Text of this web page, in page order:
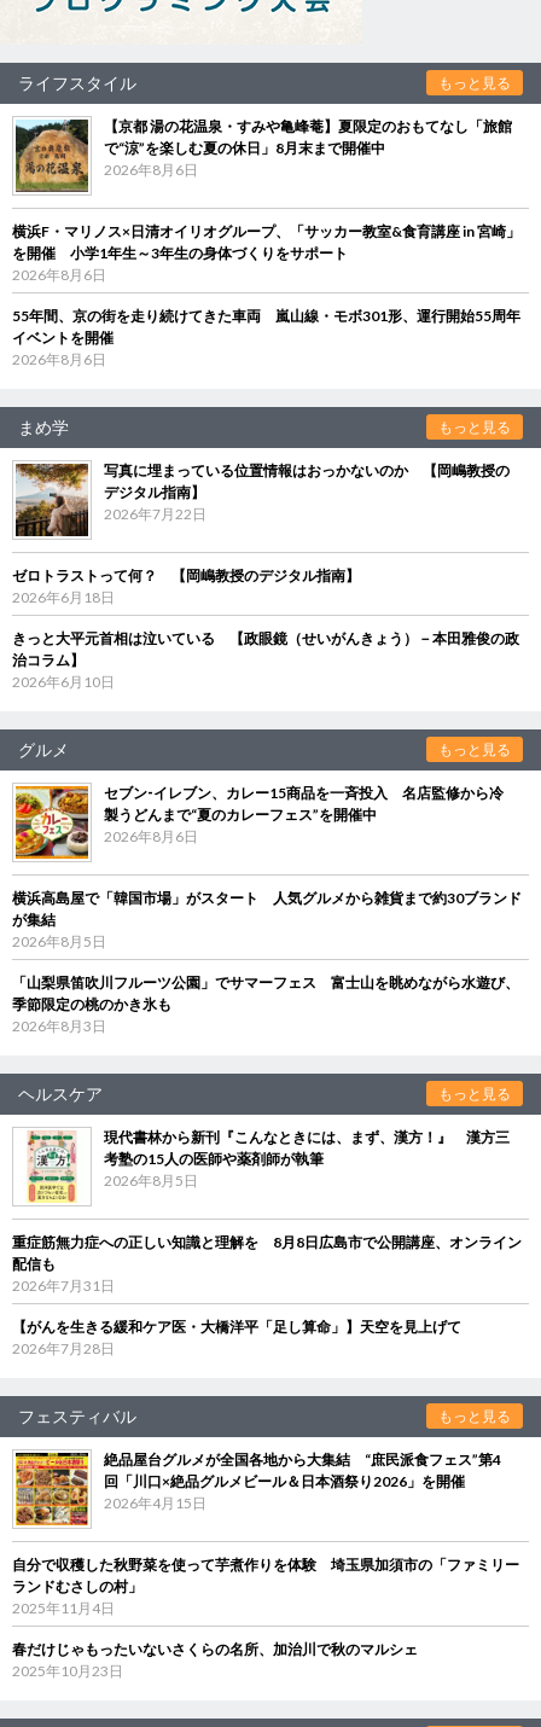
ライフスタイル もっと見る
【京都 湯の花温泉・すみや亀峰菴】夏限定のおもてなし「旅館
で“涼”を楽しむ夏の休日」8月末まで開催中
2026年8月6日
横浜F・マリノス×日清オイリオグループ、「サッカー教室&食育講座 in 宮崎」
を開催 小学1年生～3年生の身体づくりをサポート
2026年8月6日
55年間、京の街を走り続けてきた車両 嵐山線・モボ301形、運行開始55周年
イベントを開催
2026年8月6日
まめ学 もっと見る
写真に埋まっている位置情報はおっかないのか 【岡嶋教授の
デジタル指南】
2026年7月22日
ゼロトラストって何？ 【岡嶋教授のデジタル指南】
2026年6月18日
きっと大平元首相は泣いている 【政眼鏡（せいがんきょう）－本田雅俊の政
治コラム】
2026年6月10日
グルメ もっと見る
セブン‐イレブン、カレー15商品を一斉投入 名店監修から冷
製うどんまで“夏のカレーフェス”を開催中
2026年8月6日
横浜高島屋で「韓国市場」がスタート 人気グルメから雑貨まで約30ブランド
が集結
2026年8月5日
「山梨県笛吹川フルーツ公園」でサマーフェス 富士山を眺めながら水遊び、
季節限定の桃のかき氷も
2026年8月3日
ヘルスケア もっと見る
現代書林から新刊『こんなときには、まず、漢方！』 漢方三
考塾の15人の医師や薬剤師が執筆
2026年8月5日
重症筋無力症への正しい知識と理解を 8月8日広島市で公開講座、オンライン
配信も
2026年7月31日
【がんを生きる緩和ケア医・大橋洋平「足し算命」】天空を見上げて
2026年7月28日
フェスティバル もっと見る
絶品屋台グルメが全国各地から大集結 “庶民派食フェス”第4
回「川口×絶品グルメビール＆日本酒祭り2026」を開催
2026年4月15日
自分で収穫した秋野菜を使って芋煮作りを体験 埼玉県加須市の「ファミリー
ランドむさしの村」
2025年11月4日
春だけじゃもったいないさくらの名所、加治川で秋のマルシェ
2025年10月23日